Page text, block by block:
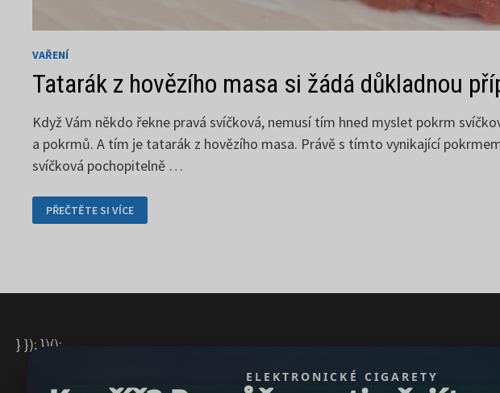
VAŘENÍ
Tatarák z hovězího masa si žádá důkladnou
Když Vám někdo řekne pravá svíčková, nemusí tím hned myslet pokrm
a pokrmů. A tím je tatarák z hovězího masa. Právě s tímto vynikající
svíčková pochopitelně …
TATARÁK
Z
HOVĚZÍHO
PŘEČTĚTE SI VÍCE
ELEKTRONICKÉ CIGARETY
} }); })();